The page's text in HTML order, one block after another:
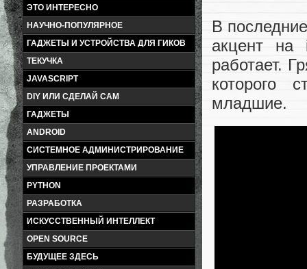
ЭТО ИНТЕРЕСНО
НАУЧНО-ПОПУЛЯРНОЕ
ГАДЖЕТЫ И УСТРОЙСТВА ДЛЯ ГИКОВ
ТЕКУЧКА
JAVASCRIPT
DIY ИЛИ СДЕЛАЙ САМ
ГАДЖЕТЫ
ANDROID
СИСТЕМНОЕ АДМИНИСТРИРОВАНИЕ
УПРАВЛЕНИЕ ПРОЕКТАМИ
PYTHON
РАЗРАБОТКА
ИСКУССТВЕННЫЙ ИНТЕЛЛЕКТ
OPEN SOURCE
БУДУЩЕЕ ЗДЕСЬ
В
акцент на
работает.
которого
младшие.